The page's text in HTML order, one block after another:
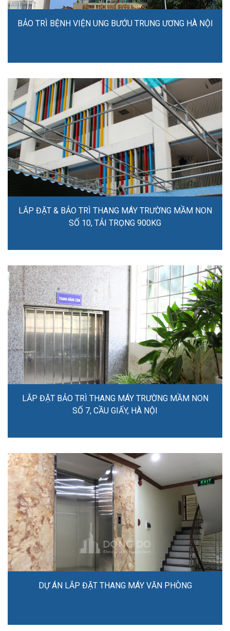
BẢO TRÌ BỆNH VIỆN UNG BƯỚU TRUNG ƯƠNG HÀ NỘI
LẮP ĐẶT & BẢO TRÌ THANG MÁY TRƯỜNG MẦM NON
SỐ 10, TẢI TRỌNG 900KG
LẮP ĐẶT BẢO TRÌ THANG MÁY TRƯỜNG MẦM NON
SỐ 7, CẦU GIẤY, HÀ NỘI
DỰ ÁN LẮP ĐẶT THANG MÁY VĂN PHÒNG